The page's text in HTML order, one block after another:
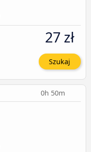
27 zł
Szukaj
0h 50m